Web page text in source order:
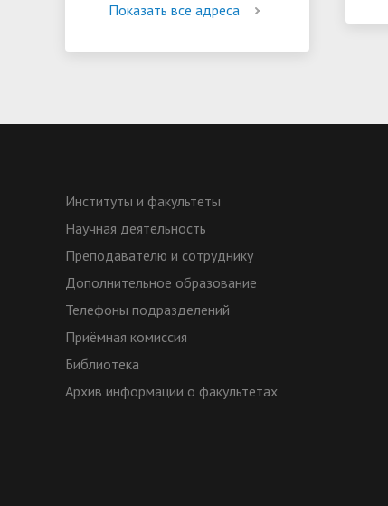
Показать все адреса
Институты и факультеты
Научная деятельность
Преподавателю и сотруднику
Дополнительное образование
Телефоны подразделений
Приёмная комиссия
Библиотека
Архив информации о факультетах